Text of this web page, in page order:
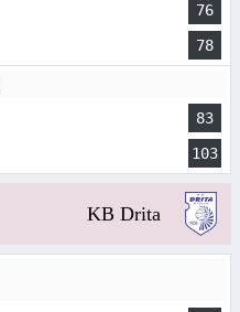
76
78
83
103
KB Drita